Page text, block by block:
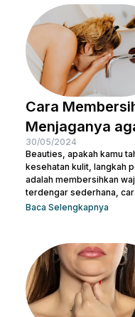
Beauties bisa mulai
untuk menjaga
masih ada cara lainnya
Cara
Menjaganya
30/05/2024
Beauties, apakah kamu
kesehatan kulit, langkah
adalah membersihkan
terdengar sederhana,
memiliki peran krusial
mempersiapkan kulit
selanjutnya. Micellar
efektif dan praktis,
kotoran saat...
Baca Selengkapnya